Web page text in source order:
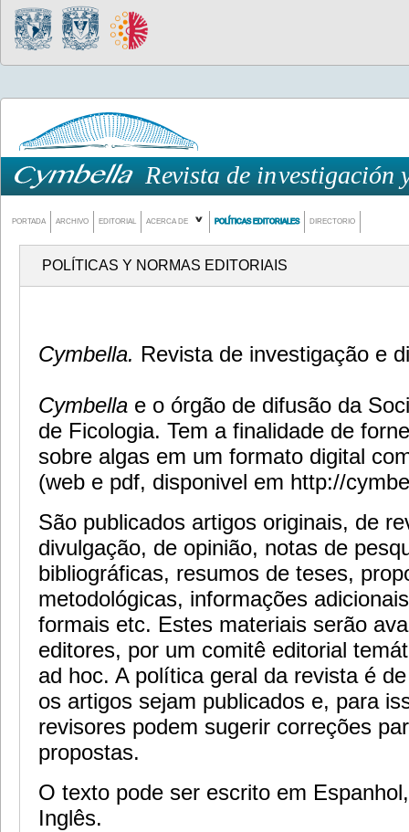
PORTADA ARCHIVO EDITORIAL ACERCA DE POLÍTICAS EDITORIALES DIRECTORIO
POLÍTICAS Y NORMAS EDITORIAIS
Cymbella. Revista de investigação e
Cymbella e o órgão de difusão da
de Ficologia. Tem a finalidade de
sobre algas em um formato digital
(web e pdf, disponivel em http://
São publicados artigos originais, de
divulgação, de opinião, notas de
bibliográficas, resumos de teses,
metodológicas, informações
formais etc. Estes materiais serão
editores, por um comitê editorial
ad hoc. A política geral da revista é
os artigos sejam publicados e, para
revisores podem sugerir correções
propostas.
O texto pode ser escrito em
Inglês.